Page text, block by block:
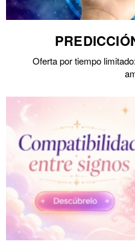
Oferta por tiempo